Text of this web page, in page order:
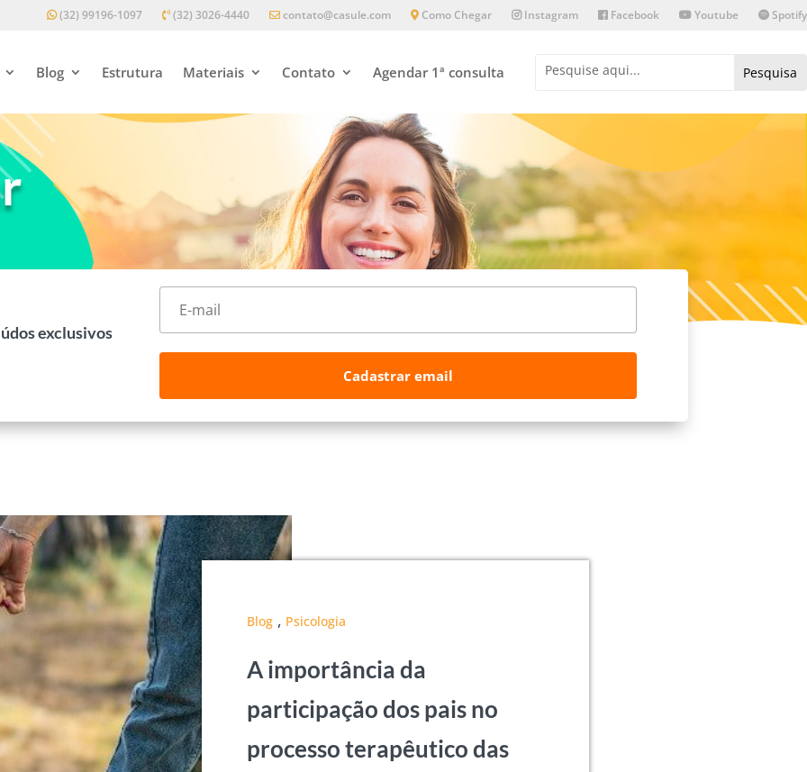
(32) 99196-1097 (32) 3026-4440 contato@casule.com Como Chegar Instagram Facebook Youtube Spotify
Blog Estrutura Materiais Contato Agendar 1ª consulta
exclusivos
Cadastrar email
Blog , Psicologia
A importância da
participação dos pais no
processo terapêutico das